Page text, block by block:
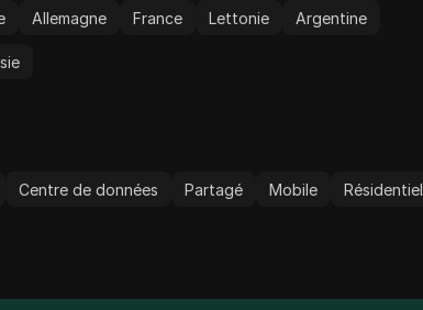
Allemagne France Lettonie Argentine
Centre de données Partagé Mobile Résidentiel